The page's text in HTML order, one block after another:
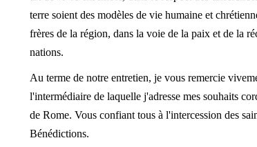
terre soient des modèles de vie humaine et
frères de la région, dans la voie de la paix et de la
nations.
Au terme de notre entretien, je vous remercie
l'intermédiaire de laquelle j'adresse mes souhaits
de Rome. Vous confiant tous à l'intercession des
Bénédictions.